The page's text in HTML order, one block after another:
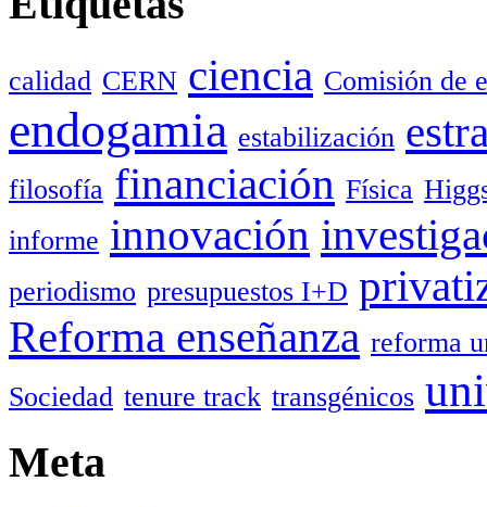
calidad CERN ciencia Comisión de
endogamia estabilización
filosofía financiación Física
informe innovación
periodismo presupuestos I+D
Reforma enseñanza reforma
Sociedad tenure track transgénicos
Meta